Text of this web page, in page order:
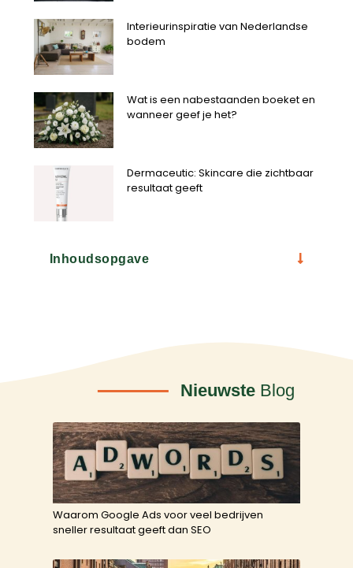
Interieurinspiratie van Nederlandse
bodem
Wat is een nabestaanden boeket en
wanneer geef je het?
Dermaceutic: Skincare die zichtbaar
resultaat geeft
Inhoudsopgave
Nieuwste Blog
Waarom Google Ads voor veel bedrijven
sneller resultaat geeft dan SEO